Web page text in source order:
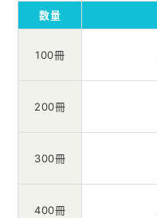
数量
100冊
200冊
300冊
400冊